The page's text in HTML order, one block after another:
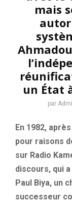
mais
un État
par
En 1982,
pour raisons
sur Radio
discours, qui
Paul Biya, un
successeur